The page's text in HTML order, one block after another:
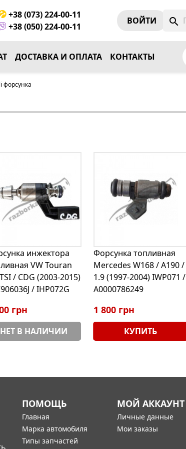
+38 (073) 224-00-11
+38 (050) 224-00-11
ВОЙТИ search
ДОСТАВКА И ОПЛАТА КОНТАКТЫ
форсунка
инжектора
VW Touran
/ CDG (2003-2015)
/ IHP072G
грн
НЕТ В НАЛИЧИИ
Форсунка топливная
Mercedes W168 / A190 /
1.9 (1997-2004) IWP071 /
A0000786249
1 800 грн
КУПИТЬ
ПОМОЩЬ
Главная
Марка автомобиля
Типы запчастей
МОЙ АККАУНТ
Личные данные
Мои заказы